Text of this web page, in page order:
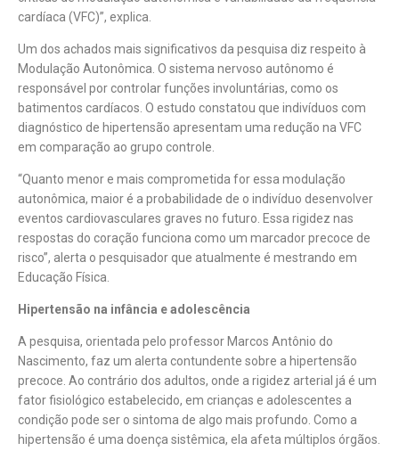
cardíaca (VFC)”, explica.
Um dos achados mais significativos da pesquisa diz respeito à
Modulação Autonômica. O sistema nervoso autônomo é
responsável por controlar funções involuntárias, como os
batimentos cardíacos. O estudo constatou que indivíduos com
diagnóstico de hipertensão apresentam uma redução na VFC
em comparação ao grupo controle.
“Quanto menor e mais comprometida for essa modulação
autonômica, maior é a probabilidade de o indivíduo desenvolver
eventos cardiovasculares graves no futuro. Essa rigidez nas
respostas do coração funciona como um marcador precoce de
risco”, alerta o pesquisador que atualmente é mestrando em
Educação Física.
Hipertensão na infância e adolescência
A pesquisa, orientada pelo professor Marcos Antônio do
Nascimento, faz um alerta contundente sobre a hipertensão
precoce. Ao contrário dos adultos, onde a rigidez arterial já é um
fator fisiológico estabelecido, em crianças e adolescentes a
condição pode ser o sintoma de algo mais profundo. Como a
hipertensão é uma doença sistêmica, ela afeta múltiplos órgãos.